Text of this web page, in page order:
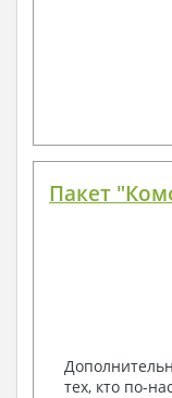
Пакет
тех, кто по-